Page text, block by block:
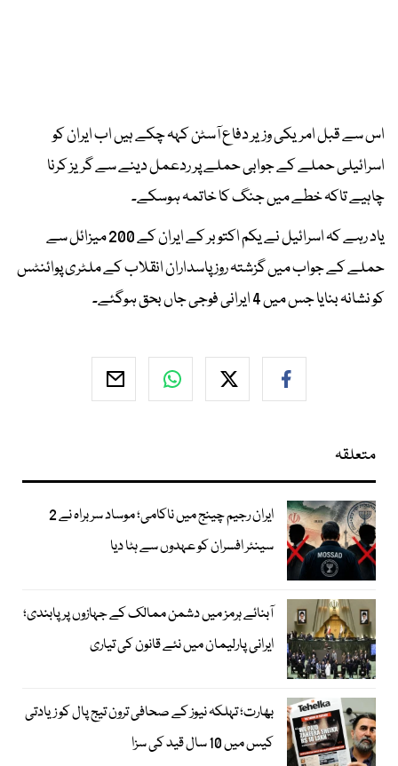
اس سے قبل امریکی وزیر دفاع آسٹن کہہ چکے ہیں اب ایران کو
اسرائیلی حملے کے جوابی حملے پر ردعمل دینے سے گریز کرنا
چاہیے تاکہ خطے میں جنگ کا خاتمہ ہوسکے۔
یاد رہے کہ اسرائیل نے یکم اکتوبر کے ایران کے 200 میزائل سے
حملے کے جواب میں گزشتہ روز پاسداران انقلاب کے ملٹری پوائنٹس
کو نشانہ بنایا جس میں 4 ایرانی فوجی جاں بحق ہوگئے۔
متعلقہ
ایران رجیم چینج میں ناکامی؛ موساد سربراہ نے 2
سینئر افسران کو عہدوں سے ہٹا دیا
آبنائے ہرمز میں دشمن ممالک کے جہازوں پر پابندی؛
ایرانی پارلیمان میں نئے قانون کی تیاری
بھارت؛ تہلکہ نیوز کے صحافی ترون تیج پال کو زیادتی
کیس میں 10 سال قید کی سزا